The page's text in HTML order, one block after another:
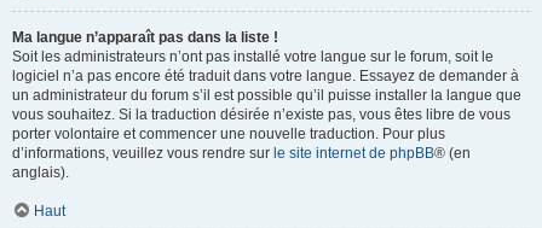
Ma langue n’apparaît pas dans la liste !
Soit les administrateurs n’ont pas installé votre langue sur le forum, soit le
logiciel n’a pas encore été traduit dans votre langue. Essayez de demander à
un administrateur du forum s’il est possible qu’il puisse installer la langue que
vous souhaitez. Si la traduction désirée n’existe pas, vous êtes libre de vous
porter volontaire et commencer une nouvelle traduction. Pour plus
d’informations, veuillez vous rendre sur le site internet de phpBB® (en
anglais).
Haut